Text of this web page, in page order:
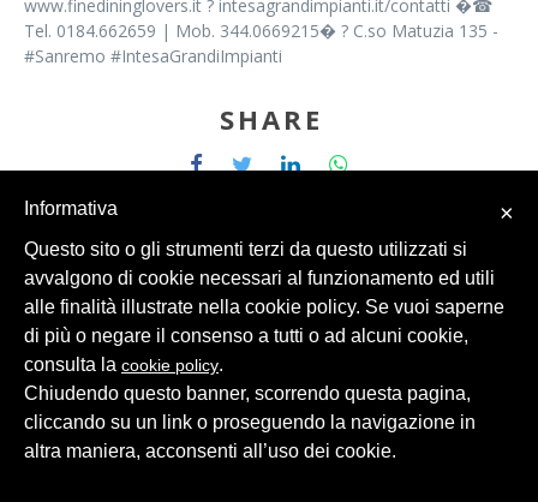
www.finedininglovers.it ? intesagrandimpianti.it/contatti �☎
Tel. 0184.662659 | Mob. 344.0669215� ? C.so Matuzia 135 -
#Sanremo #IntesaGrandiImpianti
SHARE
© 2026 Intesa Grandi Impianti Srl Dati Personali
×
Informativa
Questo sito o gli strumenti terzi da questo utilizzati si
avvalgono di cookie necessari al funzionamento ed utili
alle finalità illustrate nella cookie policy. Se vuoi saperne
di più o negare il consenso a tutti o ad alcuni cookie,
consulta la cookie policy.
Chiudendo questo banner, scorrendo questa pagina,
cliccando su un link o proseguendo la navigazione in
altra maniera, acconsenti all’uso dei cookie.